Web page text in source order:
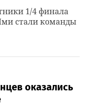
1/4 финала
стали команды
оказались